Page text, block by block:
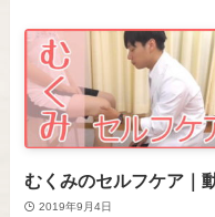
むくみのセルフケア｜
2019年9月4日